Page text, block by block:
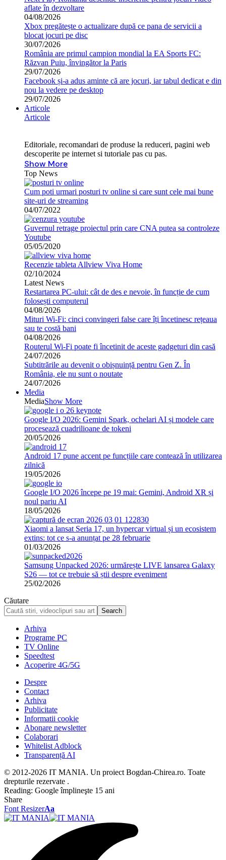
aflate în dezvoltare
04/08/2026
Xbox pregătește o actualizare după ce pana de servicii a
blocat jocuri pe disc
30/07/2026
România are primul campion mondial la EA Sports FC:
Răzvan Puiu, învingător la Paris
29/07/2026
Facebook și-a adus aminte că are jocuri, iar tabul dedicat e din
nou la vedere pe desktop
29/07/2026
Articole
Articole
Editoriale, recomandari de produse la reduceri, pagini web
descoperite pe internet si tutoriale pas cu pas.
Show More
Top News
Cum poti urmari posturi tv online si care sunt cele mai bune
site-uri de streaming
04/07/2022
Guvernul retrage proiectul prin care CNA putea sa controleze
Youtube
05/05/2020
Recenzie tableta Allview Viva Home
02/10/2024
Latest News
Restartarea PC-ului: cât de des e nevoie, în funcție de cum
folosești computerul
04/08/2026
Mituri Wi-Fi: cinci convingeri false care îți încetinesc rețeaua
sau te costă bani
04/08/2026
Routerul Wi-Fi poate fi încetinit de aceste gadgeturi din casă
24/07/2026
Subtitrările au devenit o obișnuință pentru Gen Z. În
România, ele nu sunt o noutate
24/07/2026
Media
MediaShow More
Google I/O 2026: Gemini Spark, ochelari AI și modele care
procesează cuadrilioane de tokeni
20/05/2026
Android 17 pune accent pe funcțiile care contează în utilizarea
zilnică
19/05/2026
Google I/O 2026 începe pe 19 mai: Gemini, Android XR și
noul pariu AI
18/05/2026
Xiaomi a lansat Seria 17, un hypercar virtual și un ecosistem
extins: tot ce s-a anunțat pe 28 februarie
01/03/2026
Samsung Unpacked 2026: urmărește LIVE lansarea Galaxy
S26 — tot ce trebuie să știi despre eveniment
25/02/2026
Căutare
Arhiva
Programe PC
TV Online
Speedtest
Acoperire 4G/5G
Despre
Contact
Arhiva
Publicitate
Informatii cookie
Abonare newsletter
Colaborari
Whitelist Adblock
Transparență AI
© 2012-2026 IT MANIA. Un proiect Bogdan-Chirea.ro. Toate
drepturile rezervate .
Reading: Google împlineşte 15 ani
Share
Font ResizerAa